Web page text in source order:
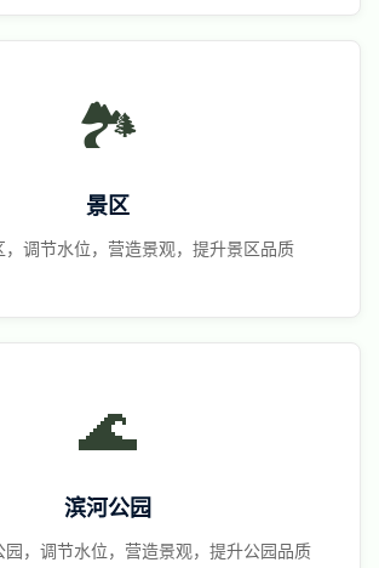
🏞️
景区
，调节水位，营造景观，提升景区品质
🌊
滨河公园
，调节水位，营造景观，提升公园品质